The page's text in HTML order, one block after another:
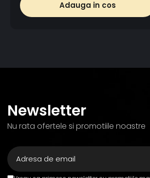
Adauga in cos
Newsletter
Nu rata ofertele si promotiile noastre